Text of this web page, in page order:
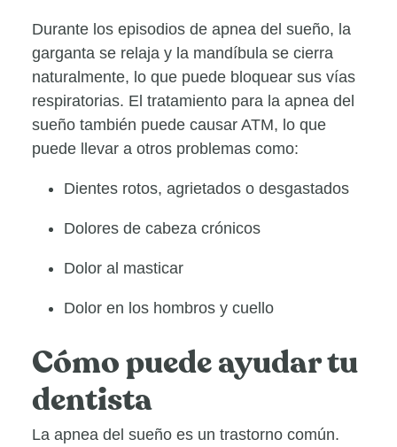
Durante los episodios de apnea del sueño, la
garganta se relaja y la mandíbula se cierra
naturalmente, lo que puede bloquear sus vías
respiratorias. El tratamiento para la apnea del
sueño también puede causar ATM, lo que
puede llevar a otros problemas como:
Dientes rotos, agrietados o desgastados
Dolores de cabeza crónicos
Dolor al masticar
Dolor en los hombros y cuello
Cómo puede ayudar tu
dentista
La apnea del sueño es un trastorno común.